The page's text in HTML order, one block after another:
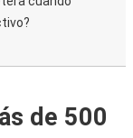
de 500